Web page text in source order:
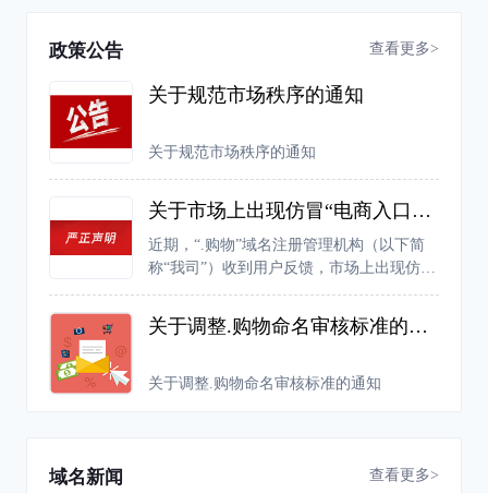
政策公告 查看更多>
关于规范市场秩序的通知
关于规范市场秩序的通知
关于市场上出现仿冒“电商入口专用权证”的严正声明
近期，“.购物”域名注册管理机构（以下简
称“我司”）收到用户反馈，市场上出现仿冒
扰乱市场的正常经营秩序，侵犯了我司的合
法权益。
关于调整.购物命名审核标准的通知
关于调整.购物命名审核标准的通知
域名新闻 查看更多>